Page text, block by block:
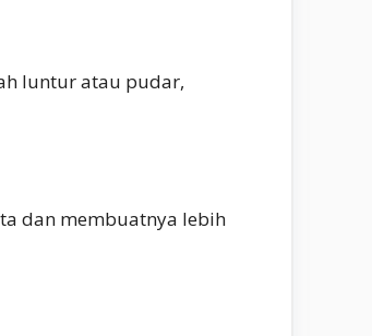
luntur atau pudar,
dan membuatnya lebih